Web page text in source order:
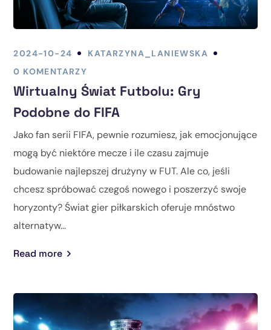
2024-10-24
KATARZYNA_LANIEWSKA
0 KOMENTARZY
Wirtualny Świat Futbolu: Gry
Podobne do FIFA
Jako fan serii FIFA, pewnie rozumiesz, jak emocjonujące
mogą być niektóre mecze i ile czasu zajmuje
budowanie najlepszej drużyny w FUT. Ale co, jeśli
chcesz spróbować czegoś nowego i poszerzyć swoje
horyzonty? Świat gier piłkarskich oferuje mnóstwo
alternatyw...
Read more